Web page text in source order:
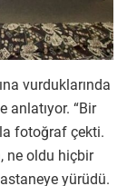
vurduklarında
anlatıyor. “Bir
fotoğraf çekti.
ne oldu hiçbir
yürüdü.